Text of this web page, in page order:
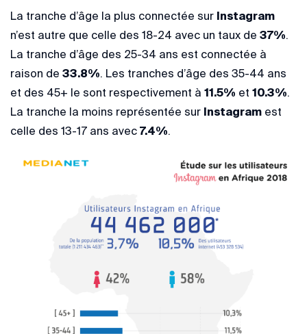
La tranche d’âge la plus connectée sur Instagram
n’est autre que celle des 18-24 avec un taux de 37%.
La tranche d’âge des 25-34 ans est connectée à
raison de 33.8%. Les tranches d’âge des 35-44 ans
et des 45+ le sont respectivement à 11.5% et 10.3%.
La tranche la moins représentée sur Instagram est
celle des 13-17 ans avec 7.4%.